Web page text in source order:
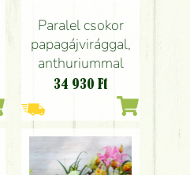
Paralel csokor
papagájvirággal,
anthuriummal
34 930 Ft